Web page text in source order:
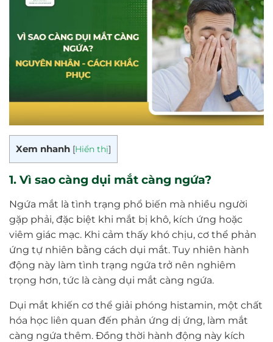
Xem nhanh [Hiển thị]
1. Vì sao càng dụi mắt càng ngứa?
Ngứa mắt là tình trạng phổ biến mà nhiều người
gặp phải, đặc biệt khi mắt bị khô, kích ứng hoặc
viêm giác mạc. Khi cảm thấy khó chịu, cơ thể phản
ứng tự nhiên bằng cách dụi mắt. Tuy nhiên hành
động này làm tình trạng ngứa trở nên nghiêm
trọng hơn, tức là càng dụi mắt càng ngứa.
Dụi mắt khiến cơ thể giải phóng histamin, một chất
hóa học liên quan đến phản ứng dị ứng, làm mắt
càng ngứa thêm. Đồng thời hành động này kích